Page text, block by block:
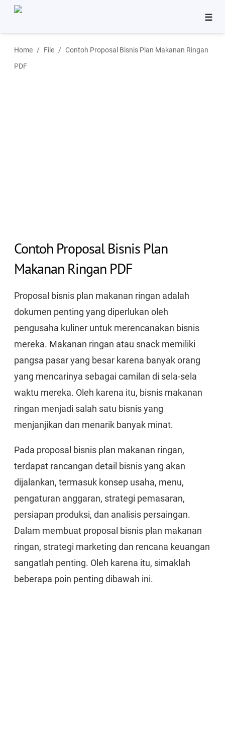
☰
Bisnis
Pinjaman
Home File
Contoh Proposal Bisnis Plan Makanan Ringan
PDF
Contoh Proposal Bisnis Plan
Makanan Ringan PDF
Proposal bisnis plan makanan ringan adalah
dokumen penting yang diperlukan oleh
pengusaha kuliner untuk merencanakan bisnis
mereka. Makanan ringan atau snack memiliki
pangsa pasar yang besar karena banyak orang
yang mencarinya sebagai camilan di sela-sela
waktu mereka. Oleh karena itu, bisnis makanan
ringan menjadi salah satu bisnis yang
menjanjikan dan menarik banyak minat.
Pada proposal bisnis plan makanan ringan,
terdapat rancangan detail bisnis yang akan
dijalankan, termasuk konsep usaha, menu,
pengaturan anggaran, strategi pemasaran,
persiapan produksi, dan analisis persaingan.
Dalam membuat proposal bisnis plan makanan
ringan, strategi marketing dan rencana keuangan
sangatlah penting. Oleh karena itu, simaklah
beberapa poin penting dibawah ini.